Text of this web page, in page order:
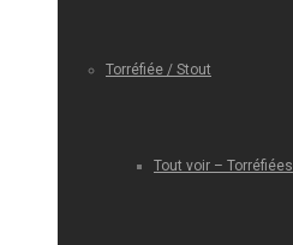
Torréfiée / Stout
Tout voir – Torréfiées